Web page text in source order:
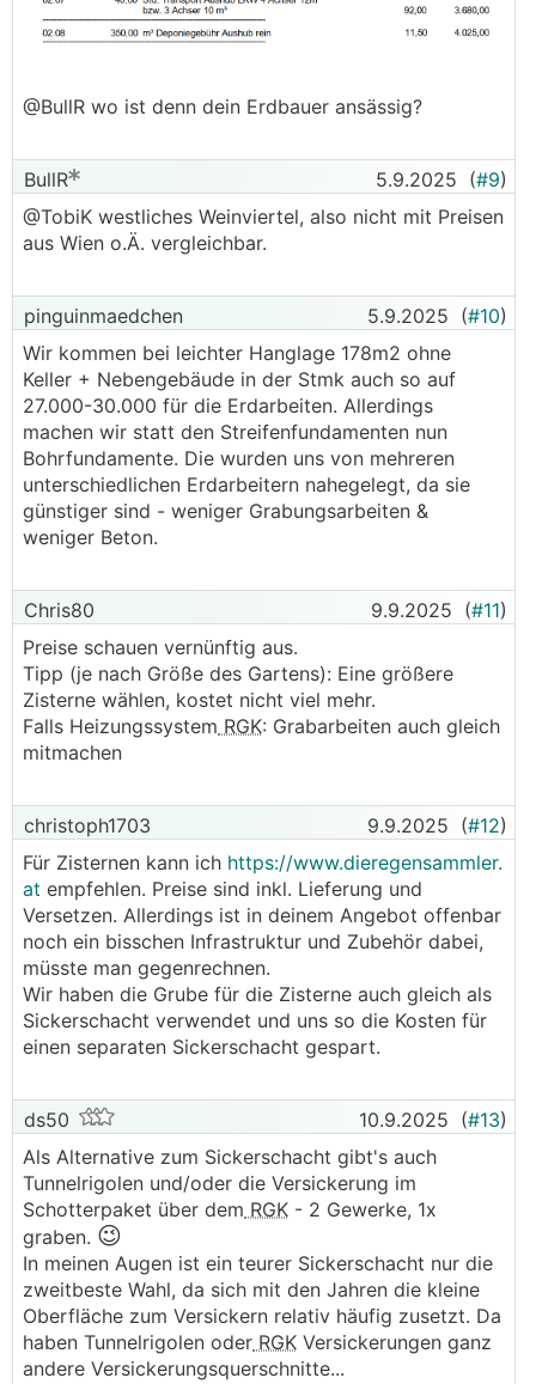
@BullR wo ist denn dein Erdbauer ansässig?
BullR 5.9.2025 (#9)
@TobiK westliches Weinviertel, also nicht mit Preisen
aus Wien o.Ä. vergleichbar.
pinguinmaedchen 5.9.2025 (#10)
Wir kommen bei leichter Hanglage 178m2 ohne
Keller + Nebengebäude in der Stmk auch so auf
27.000-30.000 für die Erdarbeiten. Allerdings
machen wir statt den Streifenfundamenten nun
Bohrfundamente. Die wurden uns von mehreren
unterschiedlichen Erdarbeitern nahegelegt, da sie
günstiger sind - weniger Grabungsarbeiten &
weniger Beton.
Chris80 9.9.2025 (#11)
Preise schauen vernünftig aus.
Tipp (je nach Größe des Gartens): Eine größere
Zisterne wählen, kostet nicht viel mehr.
Falls Heizungssystem RGK: Grabarbeiten auch gleich
mitmachen
christoph1703 9.9.2025 (#12)
Für Zisternen kann ich https://www.dieregensammler.
at empfehlen. Preise sind inkl. Lieferung und
Versetzen. Allerdings ist in deinem Angebot offenbar
noch ein bisschen Infrastruktur und Zubehör dabei,
müsste man gegenrechnen.
Wir haben die Grube für die Zisterne auch gleich als
Sickerschacht verwendet und uns so die Kosten für
einen separaten Sickerschacht gespart.
ds50 10.9.2025 (#13)
Als Alternative zum Sickerschacht gibt's auch
Tunnelrigolen und/oder die Versickerung im
Schotterpaket über dem RGK - 2 Gewerke, 1x
graben. 😉
In meinen Augen ist ein teurer Sickerschacht nur die
zweitbeste Wahl, da sich mit den Jahren die kleine
Oberfläche zum Versickern relativ häufig zusetzt. Da
haben Tunnelrigolen oder RGK Versickerungen ganz
andere Versickerungsquerschnitte...